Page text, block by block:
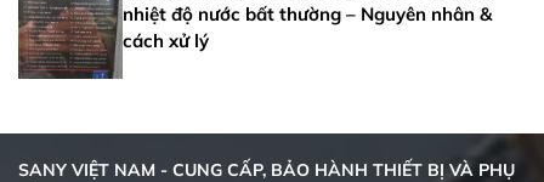
nhiệt độ nước bất thường – Nguyên nhân &
cách xử lý
SANY VIỆT NAM - CUNG CẤP, BẢO HÀNH THIẾT BỊ VÀ PHỤ